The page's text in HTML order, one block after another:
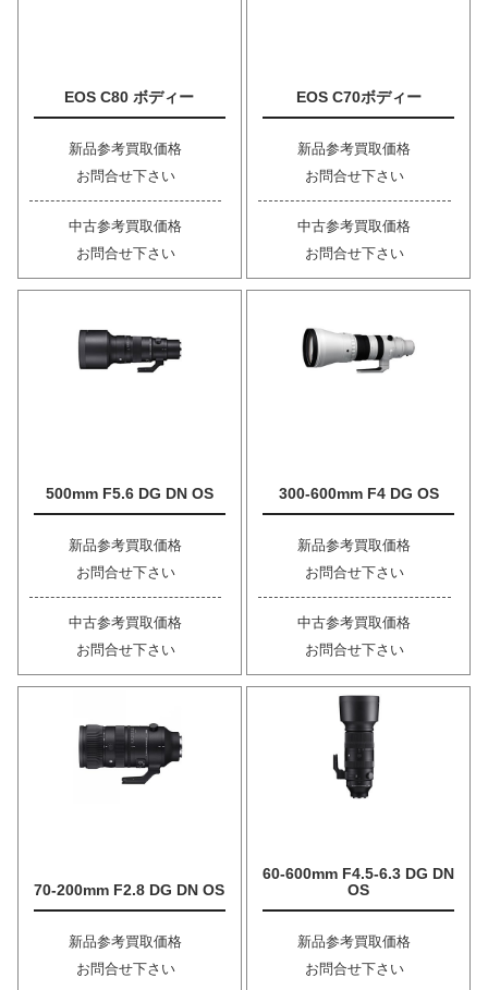
EOS C80 ボディー
新品参考買取価格
お問合せ下さい
中古参考買取価格
お問合せ下さい
EOS C70ボディー
新品参考買取価格
お問合せ下さい
中古参考買取価格
お問合せ下さい
500mm F5.6 DG DN OS
新品参考買取価格
お問合せ下さい
中古参考買取価格
お問合せ下さい
300-600mm F4 DG OS
新品参考買取価格
お問合せ下さい
中古参考買取価格
お問合せ下さい
70-200mm F2.8 DG DN OS
新品参考買取価格
お問合せ下さい
60-600mm F4.5-6.3 DG DN
OS
新品参考買取価格
お問合せ下さい